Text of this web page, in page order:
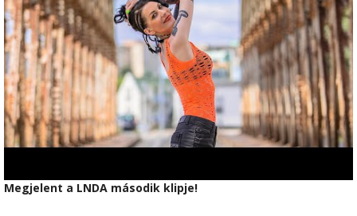
Megjelent a LNDA második klipje!